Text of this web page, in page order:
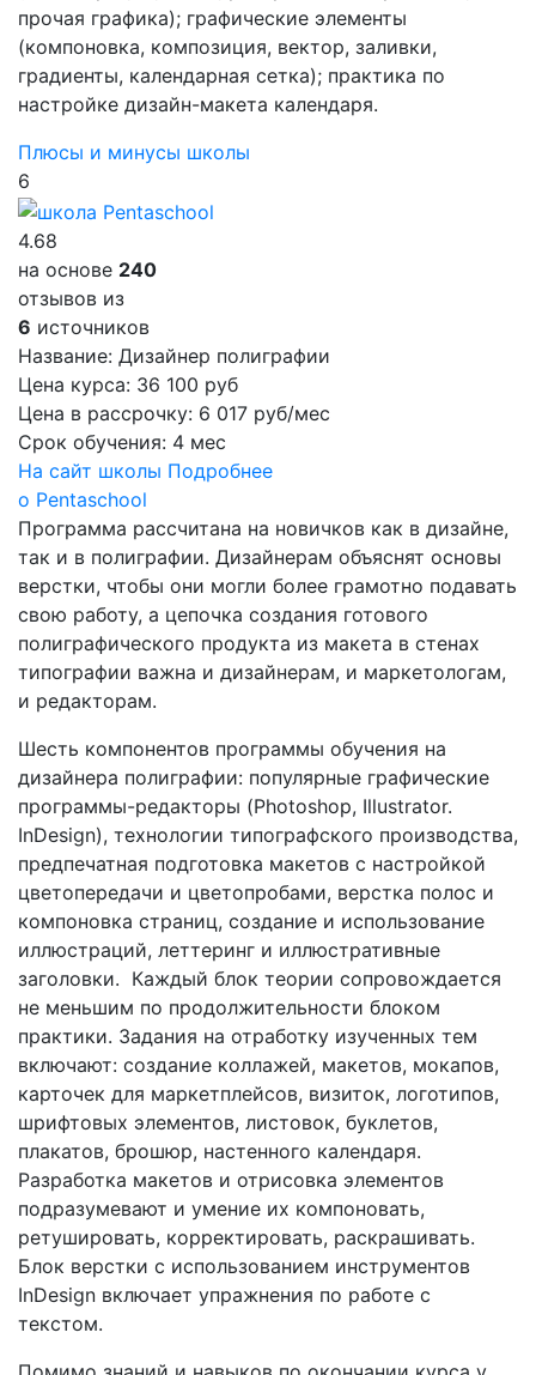
прочая графика); графические элементы
(компоновка, композиция, вектор, заливки,
градиенты, календарная сетка); практика по
настройке дизайн-макета календаря.
Плюсы и минусы школы
6
4.68
на основе 240
отзывов из
6 источников
Название: Дизайнер полиграфии
Цена курса: 36 100 руб
Цена в рассрочку: 6 017 руб/мес
Срок обучения: 4 мес
На сайт школы Подробнее
о Pentaschool
Программа рассчитана на новичков как в дизайне,
так и в полиграфии. Дизайнерам объяснят основы
верстки, чтобы они могли более грамотно подавать
свою работу, а цепочка создания готового
полиграфического продукта из макета в стенах
типографии важна и дизайнерам, и маркетологам,
и редакторам.
Шесть компонентов программы обучения на
дизайнера полиграфии: популярные графические
программы-редакторы (Photoshop, Illustrator.
InDesign), технологии типографского производства,
предпечатная подготовка макетов с настройкой
цветопередачи и цветопробами, верстка полос и
компоновка страниц, создание и использование
иллюстраций, леттеринг и иллюстративные
заголовки. Каждый блок теории сопровождается
не меньшим по продолжительности блоком
практики. Задания на отработку изученных тем
включают: создание коллажей, макетов, мокапов,
карточек для маркетплейсов, визиток, логотипов,
шрифтовых элементов, листовок, буклетов,
плакатов, брошюр, настенного календаря.
Разработка макетов и отрисовка элементов
подразумевают и умение их компоновать,
ретушировать, корректировать, раскрашивать.
Блок верстки с использованием инструментов
InDesign включает упражнения по работе с
текстом.